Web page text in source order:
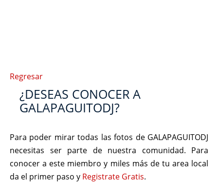
Regresar
¿DESEAS CONOCER A
GALAPAGUITODJ?
Para poder mirar todas las fotos de GALAPAGUITODJ
necesitas ser parte de nuestra comunidad. Para
conocer a este miembro y miles más de tu area local
da el primer paso y Registrate Gratis.